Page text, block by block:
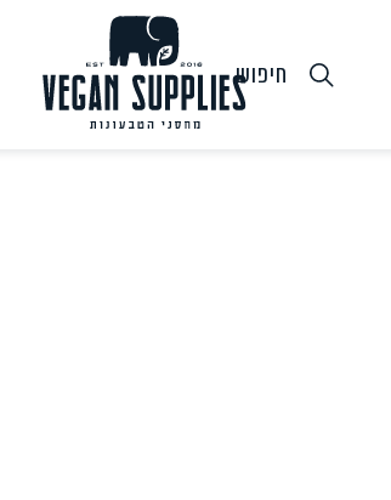
חיפוש